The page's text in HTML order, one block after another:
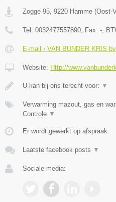
Zogge 95, 9220 Hamme (Oost-
Tel: 0032477557890, Fax: -,
E-mail › VAN BUNDER KRIS bv
Website: Http://
U kan bij ons terecht voor: ▼
Verwarming mazout, gas en
Controle ▼
Er wordt gewerkt op afspraak.
Laatste facebook posts ▼
Sociale media: